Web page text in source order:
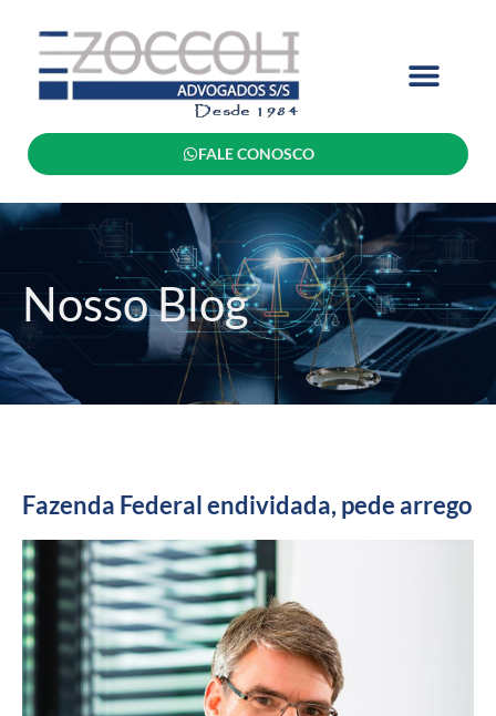
FALE CONOSCO
Nosso Blog
Fazenda Federal endividada, pede arrego